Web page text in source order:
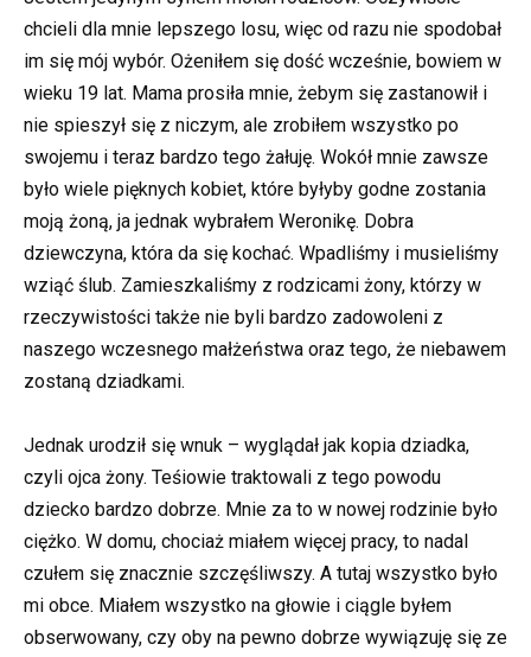
chcieli dla mnie lepszego losu, więc od razu nie spodobał
im się mój wybór. Ożeniłem się dość wcześnie, bowiem w
wieku 19 lat. Mama prosiła mnie, żebym się zastanowił i
nie spieszył się z niczym, ale zrobiłem wszystko po
swojemu i teraz bardzo tego żałuję. Wokół mnie zawsze
było wiele pięknych kobiet, które byłyby godne zostania
moją żoną, ja jednak wybrałem Weronikę. Dobra
dziewczyna, która da się kochać. Wpadliśmy i musieliśmy
wziąć ślub. Zamieszkaliśmy z rodzicami żony, którzy w
rzeczywistości także nie byli bardzo zadowoleni z
naszego wczesnego małżeństwa oraz tego, że niebawem
zostaną dziadkami.
Jednak urodził się wnuk – wyglądał jak kopia dziadka,
czyli ojca żony. Teśiowie traktowali z tego powodu
dziecko bardzo dobrze. Mnie za to w nowej rodzinie było
ciężko. W domu, chociaż miałem więcej pracy, to nadal
czułem się znacznie szczęśliwszy. A tutaj wszystko było
mi obce. Miałem wszystko na głowie i ciągle byłem
obserwowany, czy oby na pewno dobrze wywiązuję się ze